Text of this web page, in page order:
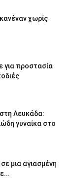
χωρίς
για προστασία
Λευκάδα:
γυναίκα στο
μια αγιασμένη